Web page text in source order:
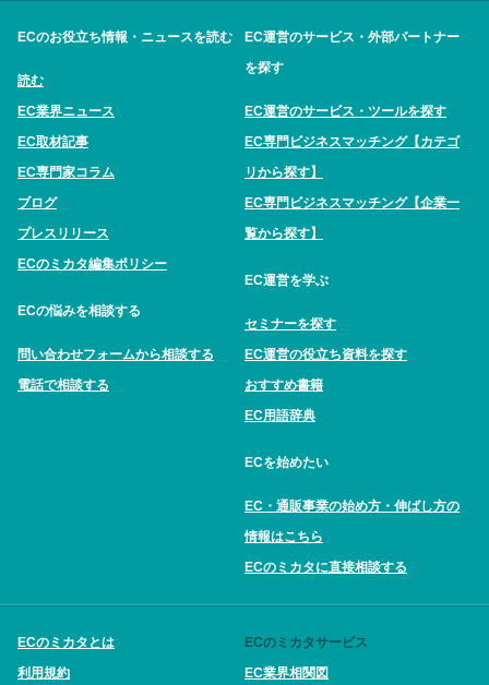
ECのお役立ち情報・ニュースを読む
読む
EC業界ニュース
EC取材記事
EC専門家コラム
ブログ
プレスリリース
ECのミカタ編集ポリシー
ECの悩みを相談する
問い合わせフォームから相談する
電話で相談する
EC運営のサービス・外部パートナー
を探す
EC運営のサービス・ツールを探す
EC専門ビジネスマッチング【カテゴ
リから探す】
EC専門ビジネスマッチング【企業一
覧から探す】
EC運営を学ぶ
セミナーを探す
EC運営の役立ち資料を探す
おすすめ書籍
EC用語辞典
ECを始めたい
EC・通販事業の始め方・伸ばし方の
情報はこちら
ECのミカタに直接相談する
ECのミカタとは
利用規約
ECのミカタサービス
EC業界相関図